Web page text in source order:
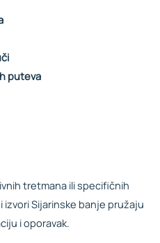
puteva
tretmana ili specifičnih
Sijarinske banje pružaju
i oporavak.